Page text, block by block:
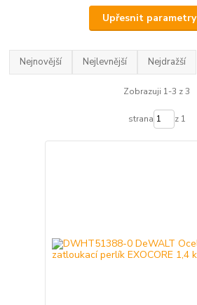
Upřesnit parametry
Nejnovější Nejlevnější Nejdražší
Zobrazuji 1-3 z 3
strana z 1